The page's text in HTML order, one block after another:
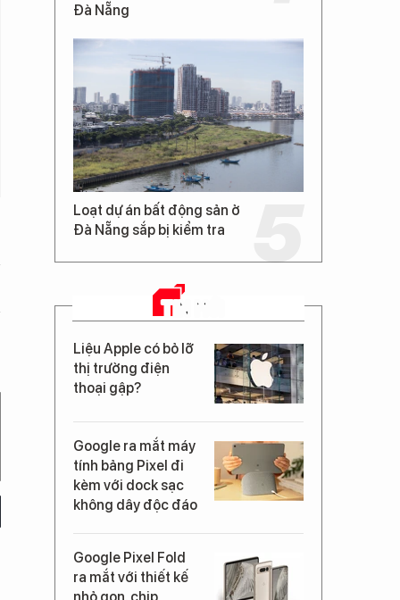
Đà Nẵng
Loạt dự án bất động sản ở
Đà Nẵng sắp bị kiểm tra
TIN MỚI
Liệu Apple có bỏ lỡ
thị trường điện
thoại gập?
Google ra mắt máy
tính bảng Pixel đi
kèm với dock sạc
không dây độc đáo
Google Pixel Fold
ra mắt với thiết kế